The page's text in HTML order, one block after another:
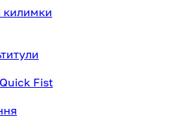
килимки
Fist